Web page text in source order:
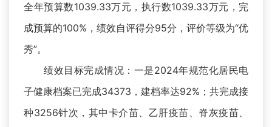
全年预算数1039.33万元，执行数1039.33万元，完
成预算的100%，绩效自评得分95分，评价等级为“优
秀”。
绩效目标完成情况：一是2024年规范化居民电
子健康档案已完成34373，建档率达92%；共完成接
种3256针次，其中卡介苗、乙肝疫苗、脊灰疫苗、